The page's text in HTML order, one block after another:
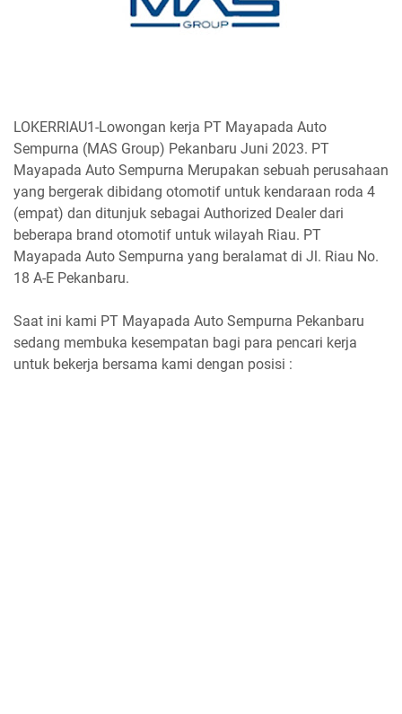
LOKERRIAU1-Lowongan kerja PT Mayapada Auto
Sempurna (MAS Group) Pekanbaru Juni 2023. PT
Mayapada Auto Sempurna Merupakan sebuah perusahaan
yang bergerak dibidang otomotif untuk kendaraan roda 4
(empat) dan ditunjuk sebagai Authorized Dealer dari
beberapa brand otomotif untuk wilayah Riau. PT
Mayapada Auto Sempurna yang beralamat di Jl. Riau No.
18 A-E Pekanbaru.
Saat ini kami PT Mayapada Auto Sempurna Pekanbaru
sedang membuka kesempatan bagi para pencari kerja
untuk bekerja bersama kami dengan posisi :